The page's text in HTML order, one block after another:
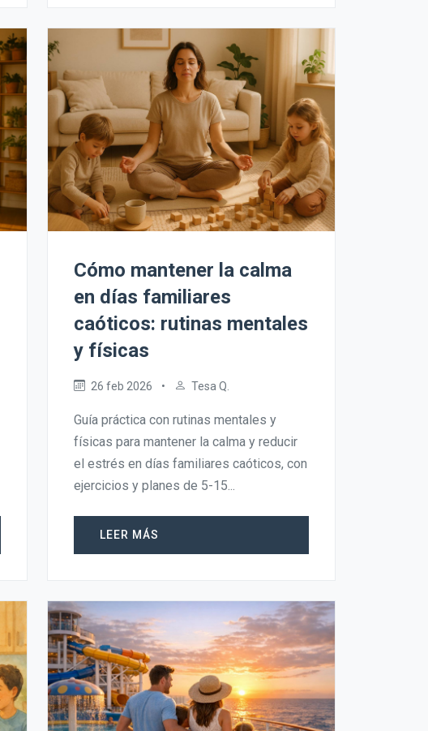
Cómo mantener la calma
en días familiares
caóticos: rutinas mentales
y físicas
26 feb 2026 • Tesa Q.
Guía práctica con rutinas mentales y
físicas para mantener la calma y reducir
el estrés en días familiares caóticos, con
ejercicios y planes de 5-15...
LEER MÁS